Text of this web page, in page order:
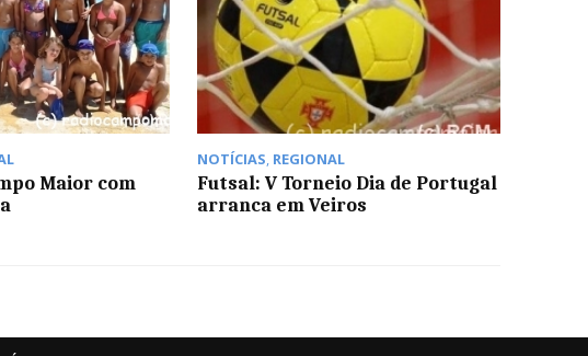
Maior com
NOTÍCIAS, REGIONAL
Futsal: V Torneio Dia de Portugal
arranca em Veiros